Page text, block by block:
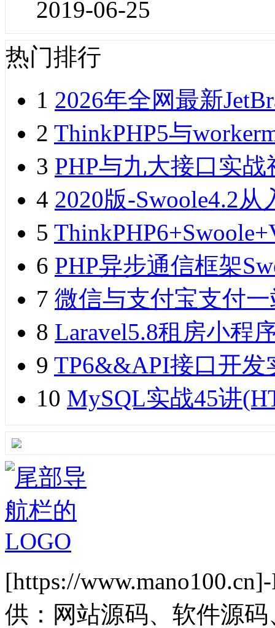
2019-06-25
热门排行
1 2026年全网最新
2 ThinkPHP5与
3 PHP与九大接口实
4 2020版-Swoole4.2
5
6 PHP异步通信框架
7 微信与支付宝支付
8 Laravel5.8租房小程
9 TP6&&API接口开发
10 MySQL实战45讲
[https://
供：网站源码、软件源